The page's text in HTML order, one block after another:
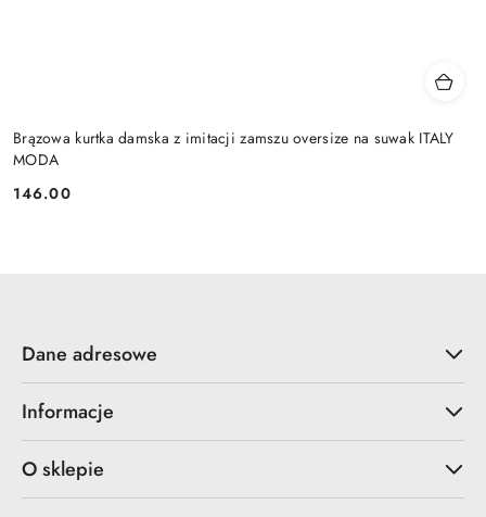
Brązowa kurtka damska z imitacji zamszu oversize na suwak ITALY
MODA
Cena:
146.00
Dane adresowe
Informacje
O sklepie